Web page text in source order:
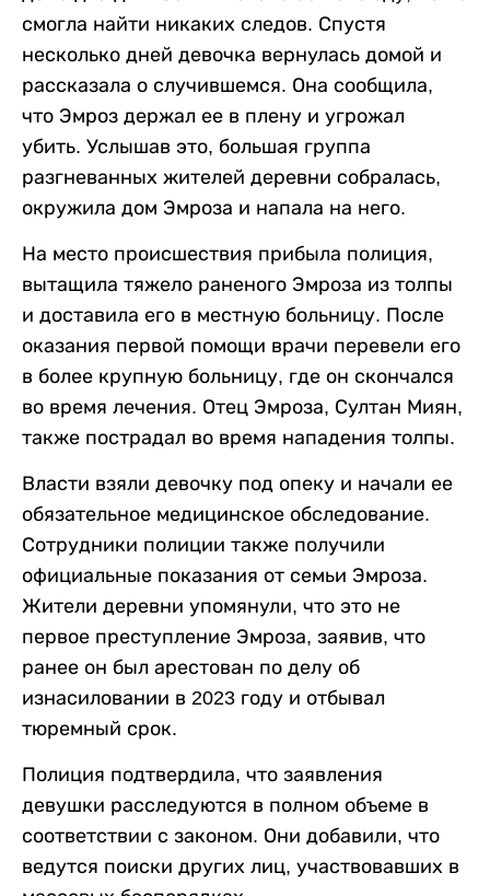
смогла найти никаких следов. Спустя
несколько дней девочка вернулась домой и
рассказала о случившемся. Она сообщила,
что Эмроз держал ее в плену и угрожал
убить. Услышав это, большая группа
разгневанных жителей деревни собралась,
окружила дом Эмроза и напала на него.
На место происшествия прибыла полиция,
вытащила тяжело раненого Эмроза из толпы
и доставила его в местную больницу. После
оказания первой помощи врачи перевели его
в более крупную больницу, где он скончался
во время лечения. Отец Эмроза, Султан Миян,
также пострадал во время нападения толпы.
Власти взяли девочку под опеку и начали ее
обязательное медицинское обследование.
Сотрудники полиции также получили
официальные показания от семьи Эмроза.
Жители деревни упомянули, что это не
первое преступление Эмроза, заявив, что
ранее он был арестован по делу об
изнасиловании в 2023 году и отбывал
тюремный срок.
Полиция подтвердила, что заявления
девушки расследуются в полном объеме в
соответствии с законом. Они добавили, что
ведутся поиски других лиц, участвовавших в